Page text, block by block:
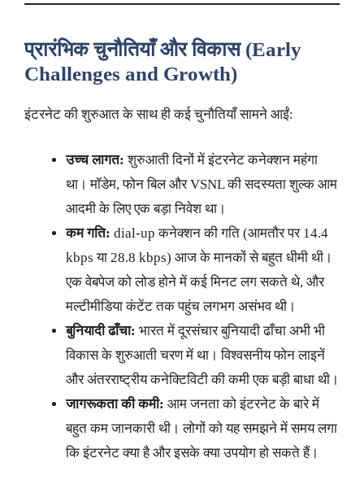
प्रारंभिक चुनौतियाँ और विकास (Early
Challenges and Growth)
इंटरनेट की शुरुआत के साथ ही कई चुनौतियाँ सामने आईं:
उच्च लागत: शुरुआती दिनों में इंटरनेट कनेक्शन महंगा
था। मॉडेम, फोन बिल और VSNL की सदस्यता शुल्क आम
आदमी के लिए एक बड़ा निवेश था।
कम गति: dial-up कनेक्शन की गति (आमतौर पर 14.4
kbps या 28.8 kbps) आज के मानकों से बहुत धीमी थी।
एक वेबपेज को लोड होने में कई मिनट लग सकते थे, और
मल्टीमीडिया कंटेंट तक पहुंच लगभग असंभव थी।
बुनियादी ढाँचा: भारत में दूरसंचार बुनियादी ढाँचा अभी भी
विकास के शुरुआती चरण में था। विश्वसनीय फोन लाइनें
और अंतरराष्ट्रीय कनेक्टिविटी की कमी एक बड़ी बाधा थी।
जागरूकता की कमी: आम जनता को इंटरनेट के बारे में
बहुत कम जानकारी थी। लोगों को यह समझने में समय लगा
कि इंटरनेट क्या है और इसके क्या उपयोग हो सकते हैं।